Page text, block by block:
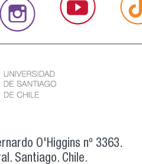
O'Higgins nº 3363.
Santiago. Chile.